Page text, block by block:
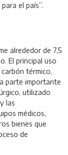
el país”.
alrededor de 7,5
El principal uso
térmico,
parte importante
utilizado
las
médicos,
bienes que
de